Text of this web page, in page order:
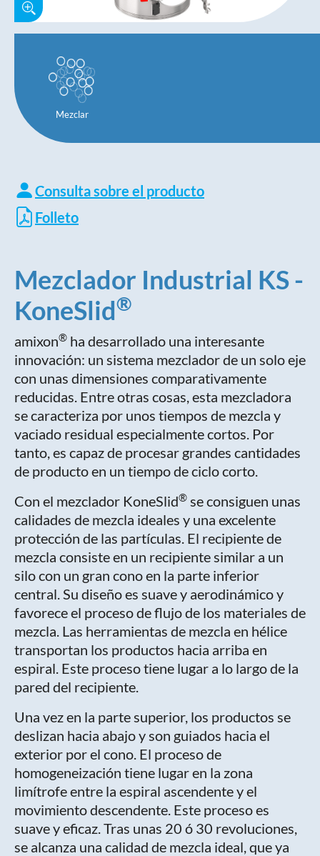
Mezclar
Consulta sobre el producto
Folleto
Mezclador Industrial KS -
KoneSlid®
amixon® ha desarrollado una interesante
innovación: un sistema mezclador de un solo eje
con unas dimensiones comparativamente
reducidas. Entre otras cosas, esta mezcladora
se caracteriza por unos tiempos de mezcla y
vaciado residual especialmente cortos. Por
tanto, es capaz de procesar grandes cantidades
de producto en un tiempo de ciclo corto.
Con el mezclador KoneSlid® se consiguen unas
calidades de mezcla ideales y una excelente
protección de las partículas. El recipiente de
mezcla consiste en un recipiente similar a un
silo con un gran cono en la parte inferior
central. Su diseño es suave y aerodinámico y
favorece el proceso de flujo de los materiales de
mezcla. Las herramientas de mezcla en hélice
transportan los productos hacia arriba en
espiral. Este proceso tiene lugar a lo largo de la
pared del recipiente.
Una vez en la parte superior, los productos se
deslizan hacia abajo y son guiados hacia el
exterior por el cono. El proceso de
homogeneización tiene lugar en la zona
limítrofe entre la espiral ascendente y el
movimiento descendente. Este proceso es
suave y eficaz. Tras unas 20 ó 30 revoluciones,
se alcanza una calidad de mezcla ideal, que ya